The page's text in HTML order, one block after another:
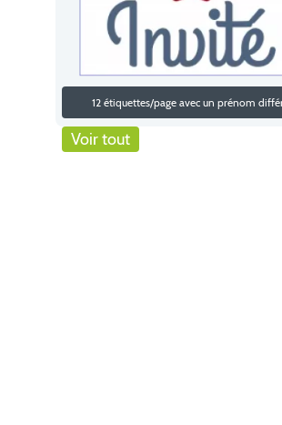
12 étiquettes/page avec un prénom
Voir tout